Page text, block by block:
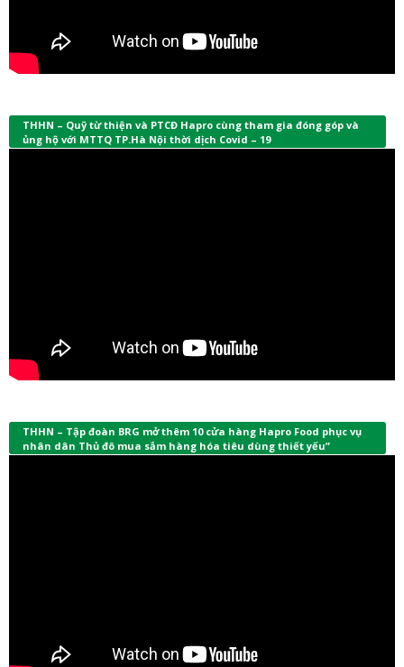
THHN – Quỹ từ thiện và PTCĐ Hapro cùng tham gia đóng góp và
ủng hộ với MTTQ TP.Hà Nội thời dịch Covid – 19
THHN – Tập đoàn BRG mở thêm 10 cửa hàng Hapro Food phục vụ
nhân dân Thủ đô mua sắm hàng hóa tiêu dùng thiết yếu”